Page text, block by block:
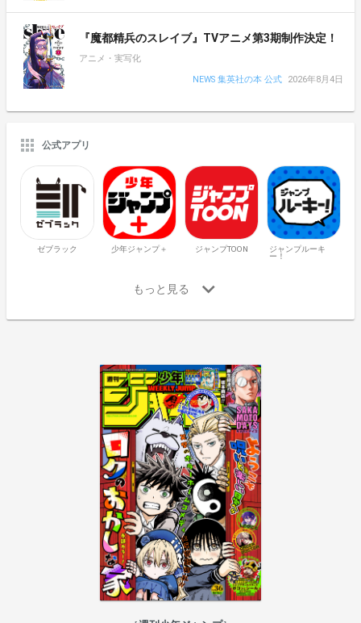
『魔都精兵のスレイブ』TVアニメ第3期制作決定！
アニメ・実写化
NEWS 集英社の本 公式
2026年8月4日
公式アプリ
ゼブラック 少年ジャンプ＋ ジャンプTOON
ジャンプルーキ
ー！